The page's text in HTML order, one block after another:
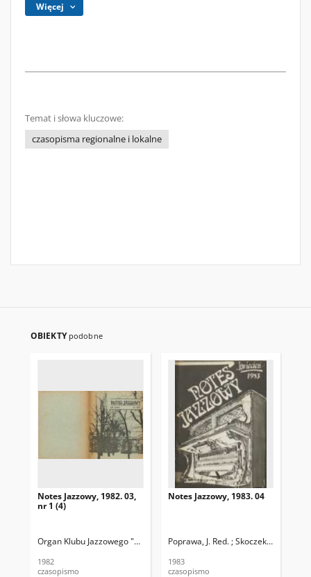
Więcej
Temat i słowa kluczowe:
czasopisma regionalne i lokalne
OBIEKTY podobne
Notes Jazzowy, 1982. 03,
nr 1 (4)
Organ Klubu Jazzowego "Rotunda" Skoczek, T. Red.
1982
czasopismo
Notes Jazzowy, 1983. 04
Poprawa, J. Red. ; Skoczek T. Red.
1983
czasopismo